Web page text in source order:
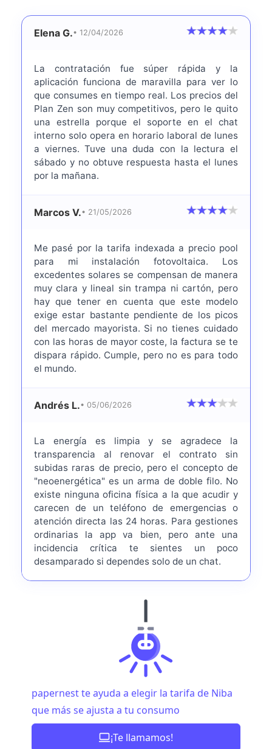
Elena G.• 12/04/2026
La contratación fue súper rápida y la
aplicación funciona de maravilla para ver lo
que consumes en tiempo real. Los precios del
Plan Zen son muy competitivos, pero le quito
una estrella porque el soporte en el chat
interno solo opera en horario laboral de lunes
a viernes. Tuve una duda con la lectura el
sábado y no obtuve respuesta hasta el lunes
por la mañana.
Marcos V.• 21/05/2026
Me pasé por la tarifa indexada a precio pool
para mi instalación fotovoltaica. Los
excedentes solares se compensan de manera
muy clara y lineal sin trampa ni cartón, pero
hay que tener en cuenta que este modelo
exige estar bastante pendiente de los picos
del mercado mayorista. Si no tienes cuidado
con las horas de mayor coste, la factura se te
dispara rápido. Cumple, pero no es para todo
el mundo.
Andrés L.• 05/06/2026
La energía es limpia y se agradece la
transparencia al renovar el contrato sin
subidas raras de precio, pero el concepto de
"neoenergética" es un arma de doble filo. No
existe ninguna oficina física a la que acudir y
carecen de un teléfono de emergencias o
atención directa las 24 horas. Para gestiones
ordinarias la app va bien, pero ante una
incidencia crítica te sientes un poco
desamparado si dependes solo de un chat.
papernest te ayuda a elegir la tarifa de Niba
que más se ajusta a tu consumo
¡Te llamamos!